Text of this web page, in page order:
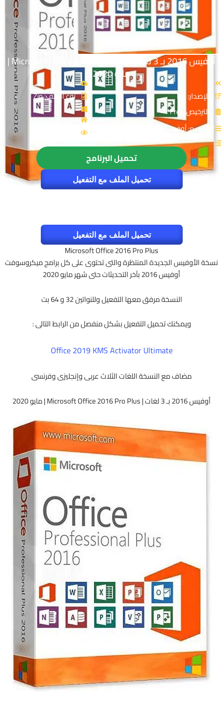
أوفيس 2016 بـ 3 لغات | Microsoft Office 2016 Pro Plus |
مايو 2020
الإصدار: NA
الترخيص: Free
القسم: أوفيس
نوع الملف: Zip
تحميل البرنامج
تحميل الملف مع التفعيل
تحميل الملف مع التفعيل
Microsoft Office 2016 Pro Plus
نسخة الأوفيس الجديدة المنتظرة والتى تحتوى على كل برامج ميكروسوفت
أوفيس 2016 بآخر التحديثات حتى شهر مايو 2020
النسخة مرفق معها التفعيل وللنواتين 32 و 64 بت
ويمكنك تحميل التفعيل بشكل منفصل من الرابط التالى :
Office 2019 KMS Activator Ultimate
مضاف مع النسخة اللغات الثلاث عربى وإنجليزى وفرنسى
أوفيس 2016 بـ 3 لغات | Microsoft Office 2016 Pro Plus | مايو 2020